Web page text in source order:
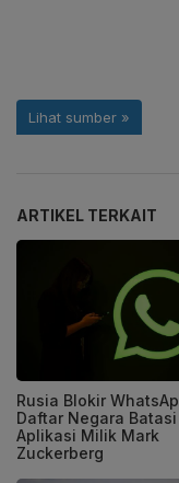
ARTIKEL TERKAIT
Rusia Blokir
Daftar Negara Batasi
Aplikasi Milik Mark
Zuckerberg